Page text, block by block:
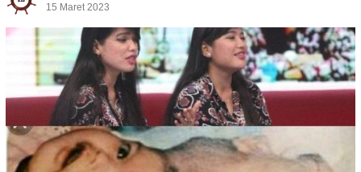
15 Maret 2023